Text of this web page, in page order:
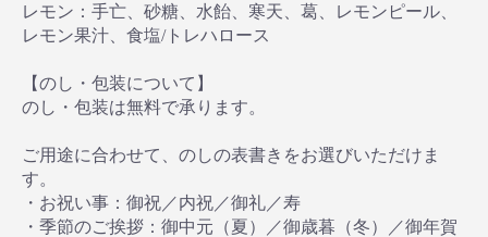
レモン：手亡、砂糖、水飴、寒天、葛、レモンピール、
レモン果汁、食塩/トレハロース
【のし・包装について】
のし・包装は無料で承ります。
ご用途に合わせて、のしの表書きをお選びいただけま
す。
・お祝い事：御祝／内祝／御礼／寿
・季節のご挨拶：御中元（夏）／御歳暮（冬）／御年賀